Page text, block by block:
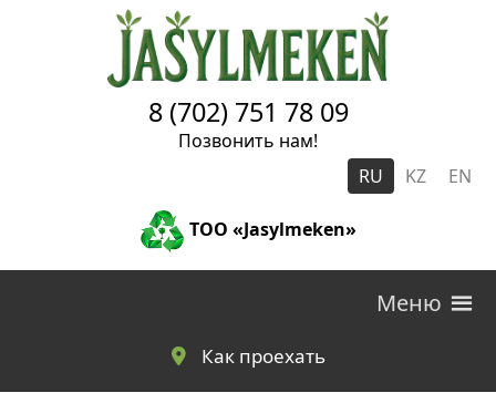
Skip to main content
8 (702) 751 78 09
Позвонить нам!
RU
KZ EN
ТОО «Jasylmeken»
Меню
Как проехать